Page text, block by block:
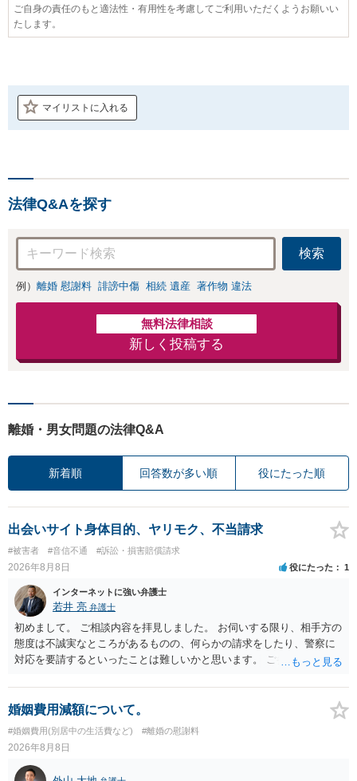
ご自身の責任のもと適法性・有用性を考慮してご利用いただくようお願いい
たします。
マイリストに入れる
法律Q&Aを探す
検索
例） 離婚 慰謝料 誹謗中傷 相続 遺産 著作物 違法
無料法律相談
新しく投稿する
離婚・男女問題の法律Q&A
新着順 回答数が多い順 役にたった順
出会いサイト身体目的、ヤリモク、不当請求
#被害者 #音信不通 #訴訟・損害賠償請求
2026年8月8日 役にたった 1
インターネットに強い弁護士
若井 亮 弁護士
初めまして。 ご相談内容を拝見しました。 お伺いする限り、相手方の
態度は不誠実なところがあるものの、何らかの請求をしたり、警察に
対応を要請するといったことは難しいかと思います。 ご参考になれば
婚姻費用減額について。
#婚姻費用(別居中の生活費など) #離婚の慰謝料
2026年8月8日